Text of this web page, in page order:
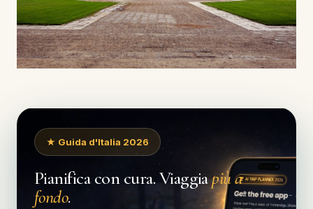
★ Guida d'Italia 2026
Pianifica con cura. Viaggiapiù a
fondo.